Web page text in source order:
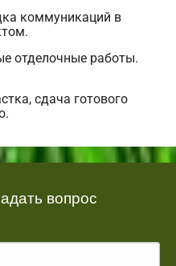
коммуникаций в
отделочные работы.
сдача готового
вопрос